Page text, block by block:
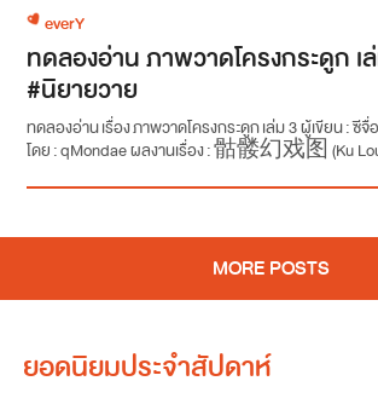
everY
ทดลองอ่าน ภาพวาดโครงกระดูก
#นิยายวาย
ทดลองอ่าน เรื่อง ภาพวาดโครงกระดูก เล่ม 3 ผู้เขียน : ซีจื่
โดย : qMondae ผลงานเรื่อง : 骷髅幻戏图 (Ku
MORE POSTS
ยอดนิยมประจำสัปดาห์